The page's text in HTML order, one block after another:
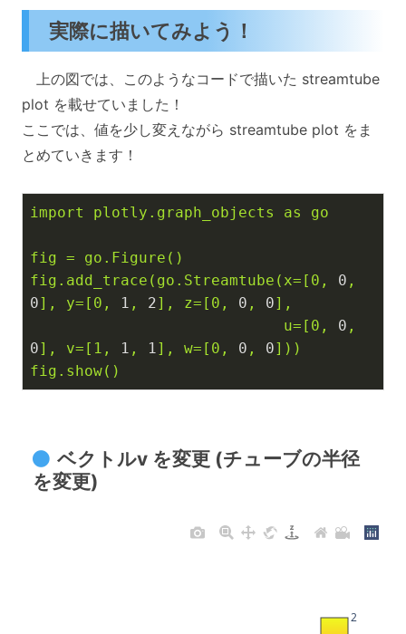
実際に描いてみよう！
上の図では、このようなコードで描いた streamtube
plot を載せていました！
ここでは、値を少し変えながら streamtube plot をま
とめていきます！
import plotly.graph_objects as go
fig =
go.Figure()
fig.add_trace(go.Streamtube(x=[0,
0 ,
0], y=[0, 1 , 2], z=[0, 0 , 0],
u=[0,
0 ,
0], v=[1, 1 , 1], w=[0, 0 , 0]))
fig.show()
ベクトルv を変更 (チューブの半径
を変更)
2